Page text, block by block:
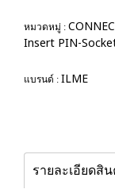
หมวดหมู่ :
Insert PIN-
แบรนด์ : ILME
รายละเอียดสิ